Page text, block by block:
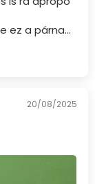
ez a párna...
20/08/2025